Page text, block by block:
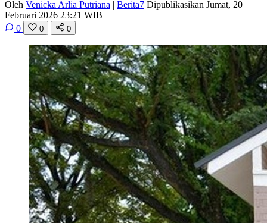
Oleh Venicka Arlia Putriana | Berita7 Dipublikasikan Jumat, 20
Februari 2026 23:21 WIB
0
0 0